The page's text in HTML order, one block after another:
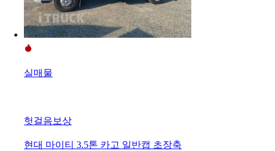
실매물
헛걸음보상
현대 마이티 3.5톤 카고 일반캡 초장축